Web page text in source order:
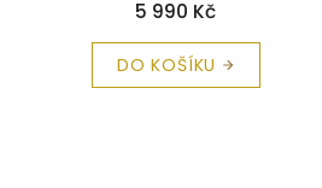
5 990 Kč
DO KOŠÍKU